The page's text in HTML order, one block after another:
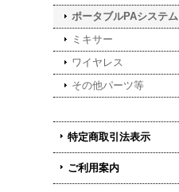
ポータブルPAシステム
ミキサー
ワイヤレス
その他パーツ等
特定商取引法表示
ご利用案内